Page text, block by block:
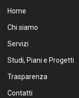
Home
Chi siamo
Servizi
Studi, Piani e Progetti
Trasparenza
Contatti